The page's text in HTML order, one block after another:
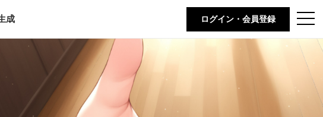
t
o
e
n
成 ログイン・会員登録